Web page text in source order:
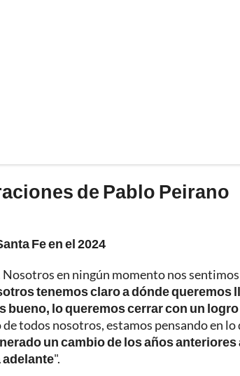
de Pablo Peirano
Fe en el 2024
en ningún momento nos
tenemos claro a dónde queremos
bueno, lo queremos cerrar con un
todos nosotros, estamos pensando en
un cambio de los años
adelante".